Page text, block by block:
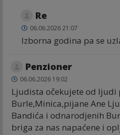
Re
06.06.2026 21:07
Izborna godina pa se
Penzioner
06.06.2026 19:02
Ljudista očekujete od ljudi
Burle,Minica,pijane Ane
Bandića i odnarodjenih
briga za nas napaćene i